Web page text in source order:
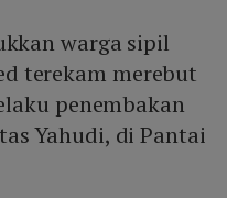
warga sipil
terekam merebut
penembakan
Yahudi, di Pantai